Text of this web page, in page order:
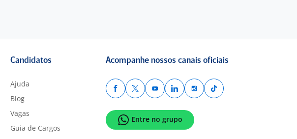
Candidatos
Ajuda
Blog
Vagas
Guia de Cargos
Acompanhe nossos canais oficiais
Entre no grupo